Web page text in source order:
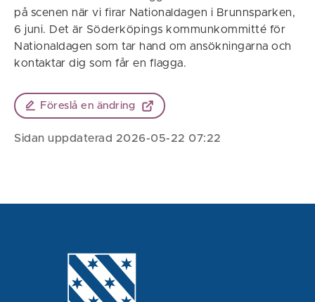
på scenen när vi firar Nationaldagen i Brunnsparken,
6 juni. Det är Söderköpings kommunkommitté för
Nationaldagen som tar hand om ansökningarna och
kontaktar dig som får en flagga.
Föreslå en ändring
Sidan uppdaterad 2026-05-22 07:22